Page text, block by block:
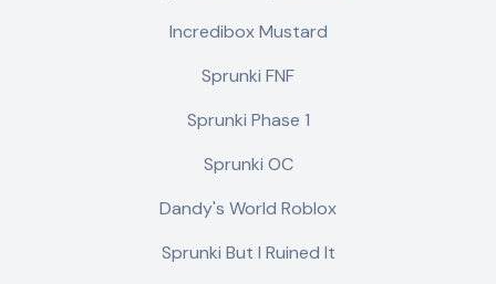
Incredibox Mustard
Sprunki FNF
Sprunki Phase 1
Sprunki OC
Dandy's World Roblox
Sprunki But I Ruined It